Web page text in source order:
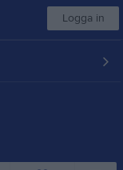
Logga in